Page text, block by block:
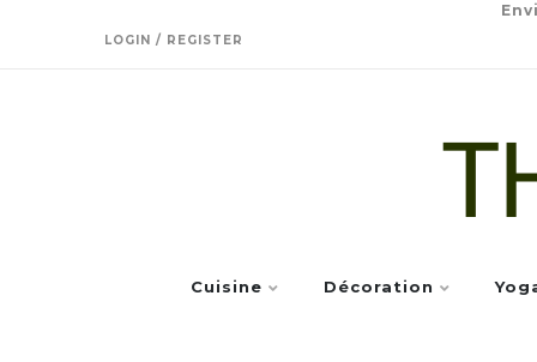
LOGIN / REGISTER
Cuisine Décoration